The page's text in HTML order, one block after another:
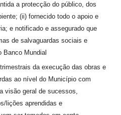
a protecção do público, dos
(ii) fornecido todo o apoio e
e notificado e assegurado que
de salvaguardas sociais e
Banco Mundial
da execução das obras e
ao nível do Município com
visão geral de sucessos,
lições aprendidas e